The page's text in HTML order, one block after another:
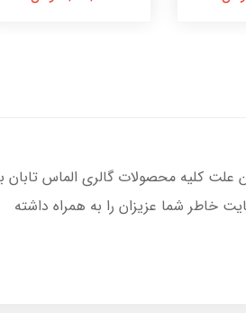
علت کلیه محصولات گالری الماس تابان
خاطر شما عزیزان را به همراه داشته